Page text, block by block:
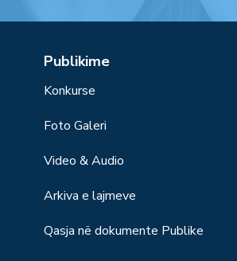
Publikime
Konkurse
Foto Galeri
Video & Audio
Arkiva e lajmeve
Qasja në dokumente Publike